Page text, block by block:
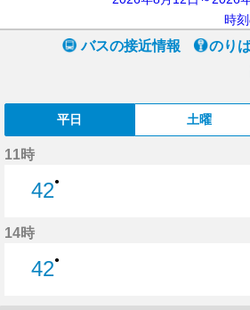
時
バスの接近情報 のり
平日 土曜
11時
42●
14時
42●